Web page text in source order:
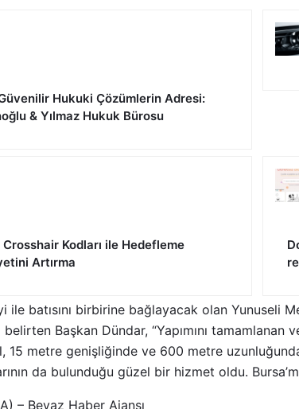
Hukuki Çözümlerin Adresi:
& Yılmaz Hukuk Bürosu
Kodları ile Hedefleme
Artırma
ile batısını birbirine bağlayacak olan Yunuseli
belirten Başkan Dündar, “Yapımını
15 metre genişliğinde ve 600 metre
da bulunduğu güzel bir hizmet oldu.
– Beyaz Haber Ajansı